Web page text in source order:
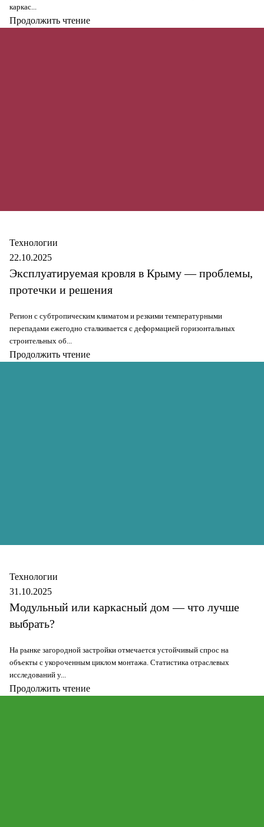
каркас...
Продолжить чтение
Технологии
22.10.2025
Эксплуатируемая кровля в Крыму — проблемы,
протечки и решения
Регион с субтропическим климатом и резкими температурными
перепадами ежегодно сталкивается с деформацией горизонтальных
строительных об...
Продолжить чтение
Технологии
31.10.2025
Модульный или каркасный дом — что лучше
выбрать?
На рынке загородной застройки отмечается устойчивый спрос на
объекты с укороченным циклом монтажа. Статистика отраслевых
исследований у...
Продолжить чтение